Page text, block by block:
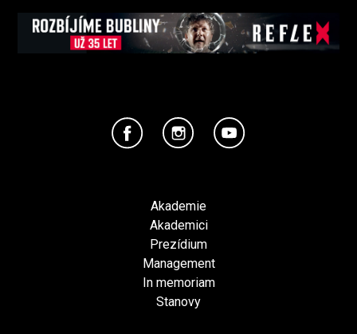
Akademie
Akademici
Prezídium
Management
In memoriam
Stanovy